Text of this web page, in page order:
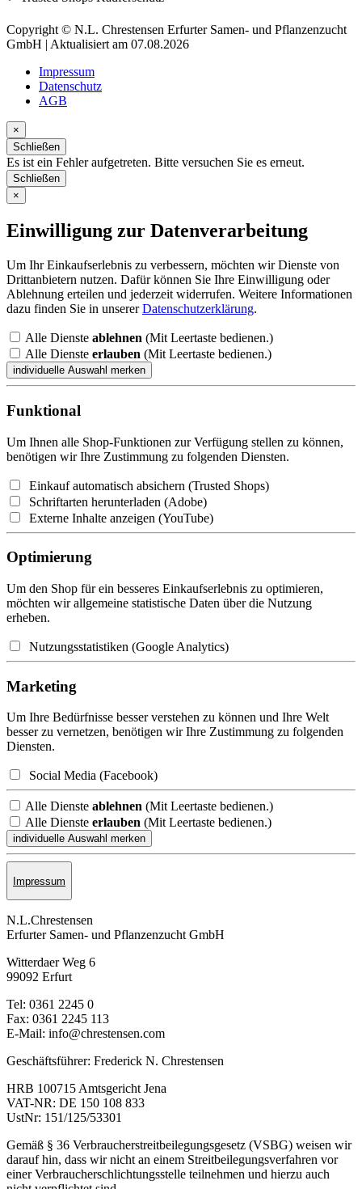
Copyright © N.L. Chrestensen Erfurter Samen- und Pflanzenzucht
GmbH | Aktualisiert am 07.08.2026
Impressum
Datenschutz
AGB
×
Schließen
Es ist ein Fehler aufgetreten. Bitte versuchen Sie es erneut.
Schließen
×
Einwilligung zur Datenverarbeitung
Um Ihr Einkaufserlebnis zu verbessern, möchten wir Dienste von
Drittanbietern nutzen. Dafür können Sie Ihre Einwilligung oder
Ablehnung erteilen und jederzeit widerrufen. Weitere Informationen
dazu finden Sie in unsererDatenschutzerklärung.
Alle Dienste ablehnen (Mit Leertaste bedienen.)
Alle Dienste erlauben (Mit Leertaste bedienen.)
Funktional
Um Ihnen alle Shop-Funktionen zur Verfügung stellen zu können,
benötigen wir Ihre Zustimmung zu folgenden Diensten.
Einkauf automatisch absichern (Trusted Shops)
Schriftarten herunterladen (Adobe)
Externe Inhalte anzeigen (YouTube)
Optimierung
Um den Shop für ein besseres Einkaufserlebnis zu optimieren,
möchten wir allgemeine statistische Daten über die Nutzung
erheben.
Nutzungsstatistiken (Google Analytics)
Marketing
Um Ihre Bedürfnisse besser verstehen zu können und Ihre Welt
besser zu vernetzen, benötigen wir Ihre Zustimmung zu folgenden
Diensten.
Social Media (Facebook)
Alle Dienste ablehnen (Mit Leertaste bedienen.)
Alle Dienste erlauben (Mit Leertaste bedienen.)
Impressum
N.L.Chrestensen
Erfurter Samen- und Pflanzen­zucht GmbH
Witterdaer Weg 6
99092 Erfurt
Tel: 0361 2245 0
Fax: 0361 2245 113
E-Mail: info@chrestensen.com
Geschäftsführer: Frederick N. Chrestensen
HRB 100715 Amtsgericht Jena
VAT-NR: DE 150 108 833
UstNr: 151/125/53301
Gemäß § 36 Verbraucherstreitbeilegungsgesetz (VSBG) weisen wir
darauf hin, dass wir nicht an einem Streitbeilegungsverfahren vor
einer Verbraucherschlichtungsstelle teilnehmen und hierzu auch